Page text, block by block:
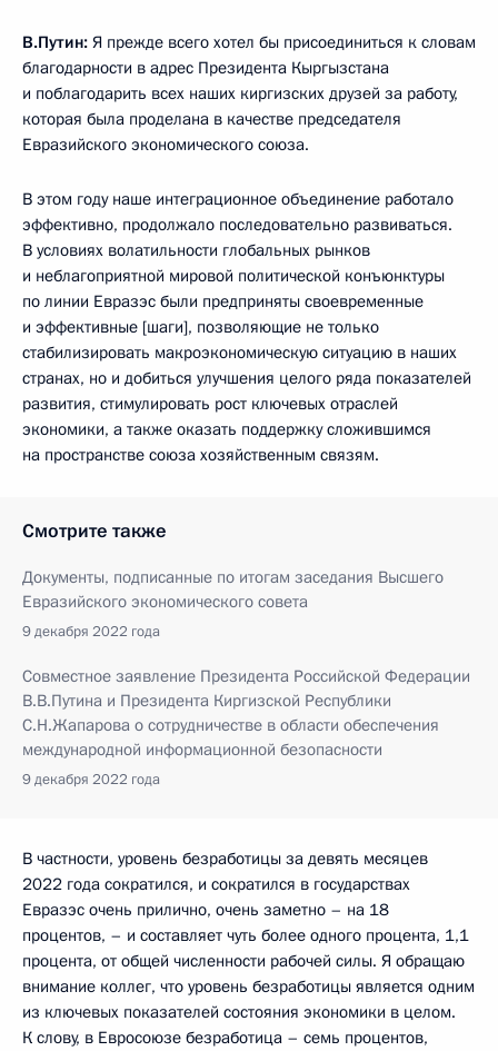
В.Путин: Я прежде всего хотел бы присоединиться к словам
благодарности в адрес Президента Кыргызстана
и поблагодарить всех наших киргизских друзей за работу,
которая была проделана в качестве председателя
Евразийского экономического союза.
В этом году наше интеграционное объединение работало
эффективно, продолжало последовательно развиваться.
В условиях волатильности глобальных рынков
и неблагоприятной мировой политической конъюнктуры
по линии Евразэс были предприняты своевременные
и эффективные [шаги], позволяющие не только
стабилизировать макроэкономическую ситуацию в наших
странах, но и добиться улучшения целого ряда показателей
развития, стимулировать рост ключевых отраслей
экономики, а также оказать поддержку сложившимся
на пространстве союза хозяйственным связям.
Смотрите также
Документы, подписанные по итогам заседания Высшего
Евразийского экономического совета
9 декабря 2022 года
Совместное заявление Президента Российской Федерации
В.В.Путина и Президента Киргизской Республики
С.Н.Жапарова о сотрудничестве в области обеспечения
международной информационной безопасности
9 декабря 2022 года
В частности, уровень безработицы за девять месяцев
2022 года сократился, и сократился в государствах
Евразэс очень прилично, очень заметно – на 18
процентов, – и составляет чуть более одного процента, 1,1
процента, от общей численности рабочей силы. Я обращаю
внимание коллег, что уровень безработицы является одним
из ключевых показателей состояния экономики в целом.
К слову, в Евросоюзе безработица – семь процентов,